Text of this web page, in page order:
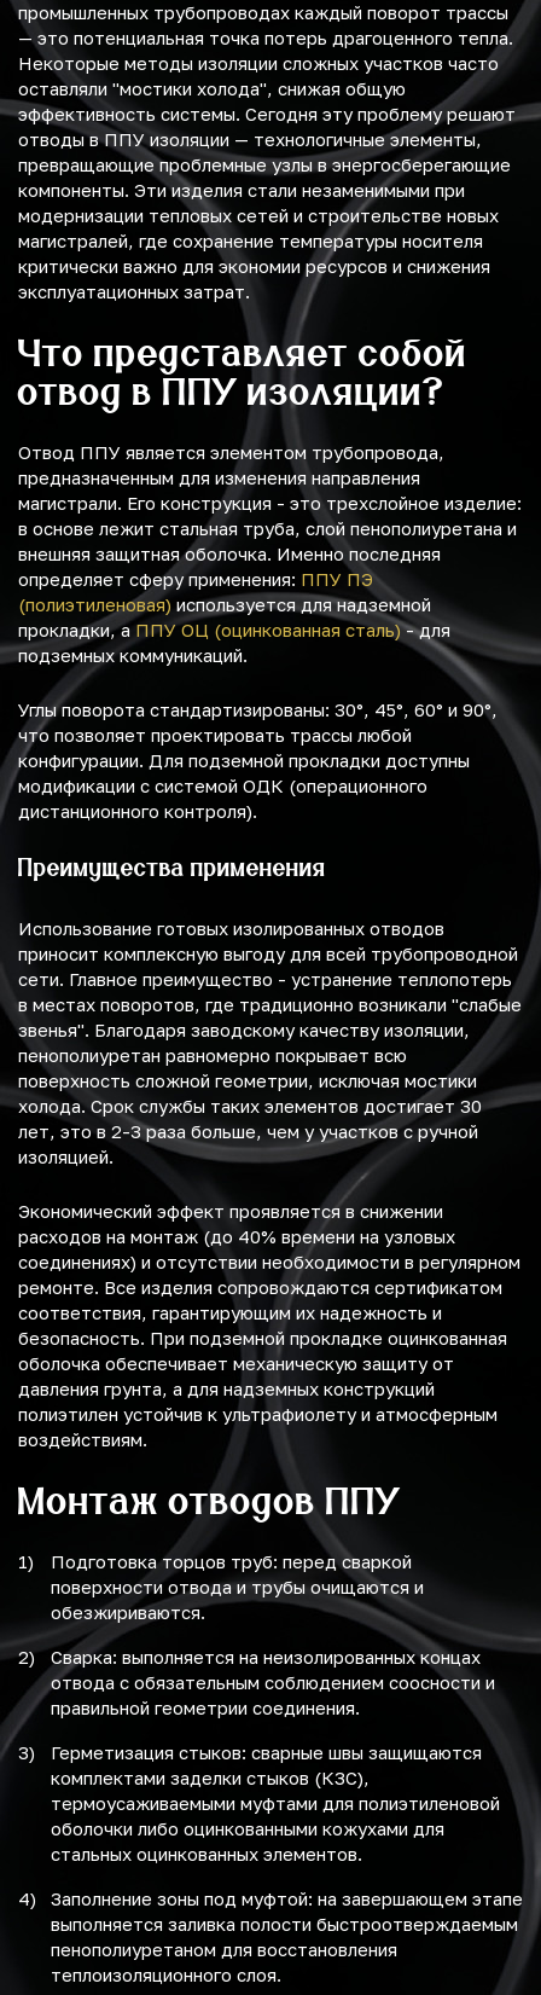
промышленных трубопроводах каждый поворот трассы
— это потенциальная точка потерь драгоценного тепла.
Некоторые методы изоляции сложных участков часто
оставляли "мостики холода", снижая общую
эффективность системы. Сегодня эту проблему решают
отводы в ППУ изоляции — технологичные элементы,
превращающие проблемные узлы в энергосберегающие
компоненты. Эти изделия стали незаменимыми при
модернизации тепловых сетей и строительстве новых
магистралей, где сохранение температуры носителя
критически важно для экономии ресурсов и снижения
эксплуатационных затрат.
Что представляет собой
отвод в ППУ изоляции?
Отвод ППУ является элементом трубопровода,
предназначенным для изменения направления
магистрали. Его конструкция - это трехслойное изделие:
в основе лежит стальная труба, слой пенополиуретана и
внешняя защитная оболочка. Именно последняя
определяет сферу применения: ППУ ПЭ
(полиэтиленовая) используется для надземной
прокладки, а ППУ ОЦ (оцинкованная сталь)- для
подземных коммуникаций.
Углы поворота стандартизированы: 30°, 45°, 60° и 90°,
что позволяет проектировать трассы любой
конфигурации. Для подземной прокладки доступны
модификации с системой ОДК (операционного
дистанционного контроля).
Преимущества применения
Использование готовых изолированных отводов
приносит комплексную выгоду для всей трубопроводной
сети. Главное преимущество - устранение теплопотерь
в местах поворотов, где традиционно возникали "слабые
звенья". Благодаря заводскому качеству изоляции,
пенополиуретан равномерно покрывает всю
поверхность сложной геометрии, исключая мостики
холода. Срок службы таких элементов достигает 30
лет, это в 2-3 раза больше, чем у участков с ручной
изоляцией.
Экономический эффект проявляется в снижении
расходов на монтаж (до 40% времени на узловых
соединениях) и отсутствии необходимости в регулярном
ремонте. Все изделия сопровождаются сертификатом
соответствия, гарантирующим их надежность и
безопасность. При подземной прокладке оцинкованная
оболочка обеспечивает механическую защиту от
давления грунта, а для надземных конструкций
полиэтилен устойчив к ультрафиолету и атмосферным
воздействиям.
Монтаж отводов ППУ
Подготовка торцов труб: перед сваркой
поверхности отвода и трубы очищаются и
обезжириваются.
Сварка: выполняется на неизолированных концах
отвода с обязательным соблюдением соосности и
правильной геометрии соединения.
Герметизация стыков: сварные швы защищаются
комплектами заделки стыков (КЗС),
термоусаживаемыми муфтами для полиэтиленовой
оболочки либо оцинкованными кожухами для
стальных оцинкованных элементов.
Заполнение зоны под муфтой: на завершающем этапе
выполняется заливка полости быстроотверждаемым
пенополиуретаном для восстановления
теплоизоляционного слоя.